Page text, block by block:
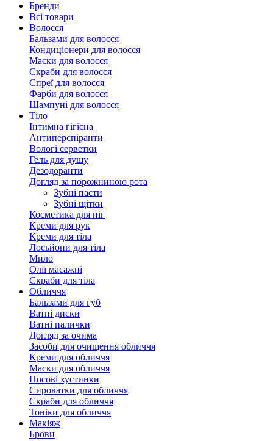
Бренди
Всі товари
Волосся
Бальзами для волосся
Кондиціонери для волосся
Маски для волосся
Скраби для волосся
Спреї для волосся
Фарби для волосся
Шампуні для волосся
Тіло
Інтимна гігієна
Антиперспіранти
Вологі серветки
Гель для душу
Дезодоранти
Догляд за порожниною рота
Зубні пасти
Зубні щітки
Косметика для ніг
Креми для рук
Креми для тіла
Лосьйони для тіла
Мило
Олії масажні
Скраби для тіла
Обличчя
Бальзами для губ
Ватні диски
Ватні палички
Догляд за очима
Засоби для очищення обличчя
Креми для обличчя
Маски для обличчя
Носові хустинки
Сироватки для обличчя
Скраби для обличчя
Тоніки для обличчя
Макіяж
Брови